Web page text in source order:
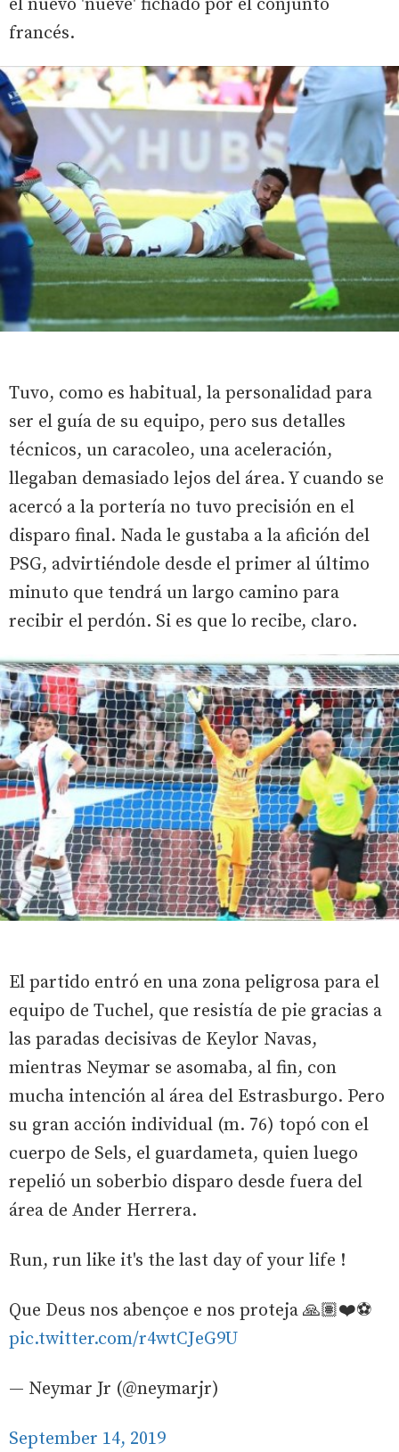
el nuevo 'nueve' fichado por el conjunto
francés.
Tuvo, como es habitual, la personalidad para
ser el guía de su equipo, pero sus detalles
técnicos, un caracoleo, una aceleración,
llegaban demasiado lejos del área. Y cuando se
acercó a la portería no tuvo precisión en el
disparo final. Nada le gustaba a la afición del
PSG, advirtiéndole desde el primer al último
minuto que tendrá un largo camino para
recibir el perdón. Si es que lo recibe, claro.
El partido entró en una zona peligrosa para el
equipo de Tuchel, que resistía de pie gracias a
las paradas decisivas de Keylor Navas,
mientras Neymar se asomaba, al fin, con
mucha intención al área del Estrasburgo. Pero
su gran acción individual (m. 76) topó con el
cuerpo de Sels, el guardameta, quien luego
repelió un soberbio disparo desde fuera del
área de Ander Herrera.
Run, run like it's the last day of your life !
Que Deus nos abençoe e nos proteja 🙏🏽❤️⚽️
pic.twitter.com/r4wtCJeG9U
— Neymar Jr (@neymarjr)
September 14, 2019